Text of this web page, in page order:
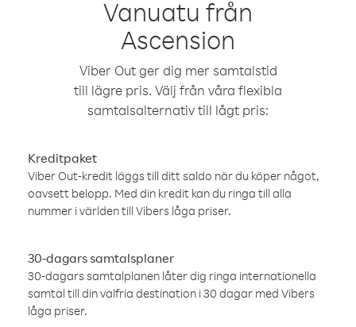
Vanuatu från
Ascension
Viber Out ger dig mer samtalstid
till lägre pris. Välj från våra flexibla
samtalsalternativ till lågt pris:
Kreditpaket
Viber Out-kredit läggs till ditt saldo när du köper något,
oavsett belopp. Med din kredit kan du ringa till alla
nummer i världen till Vibers låga priser.
30-dagars samtalsplaner
30-dagars samtalplanen låter dig ringa internationella
samtal till din valfria destination i 30 dagar med Vibers
låga priser.